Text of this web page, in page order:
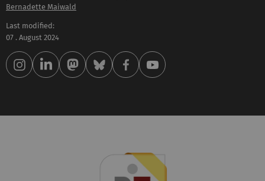
Bernadette Maiwald
Last modified:
07 . August 2024